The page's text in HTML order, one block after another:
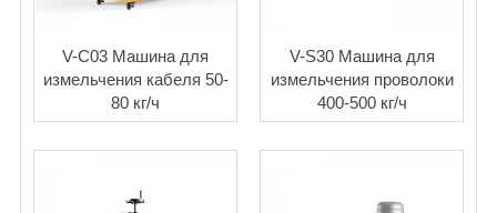
V-C03 Машина для
измельчения кабеля 50-
80 кг/ч
V-S30 Машина для
измельчения проволоки
400-500 кг/ч